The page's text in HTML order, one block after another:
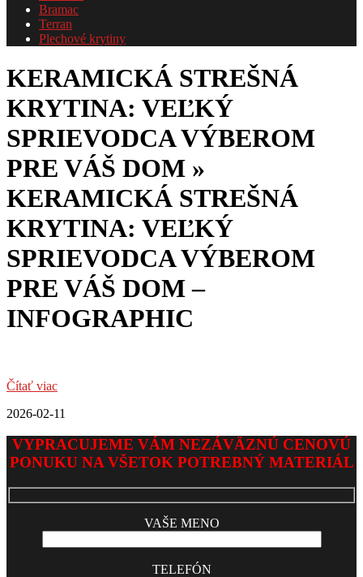
Bramac
Terran
Plechové krytiny
KERAMICKÁ STREŠNÁ
KRYTINA: VEĽKÝ
SPRIEVODCA VÝBEROM
PRE VÁŠ DOM »
KERAMICKÁ STREŠNÁ
KRYTINA: VEĽKÝ
SPRIEVODCA VÝBEROM
PRE VÁŠ DOM –
INFOGRAPHIC
Čítať viac
2026-02-11
VYPRACUJEME VÁM NEZÁVÄZNÚ CENOVÚ
PONUKU NA VŠETOK POTREBNÝ MATERIÁL
VAŠE MENO
TELEFÓN